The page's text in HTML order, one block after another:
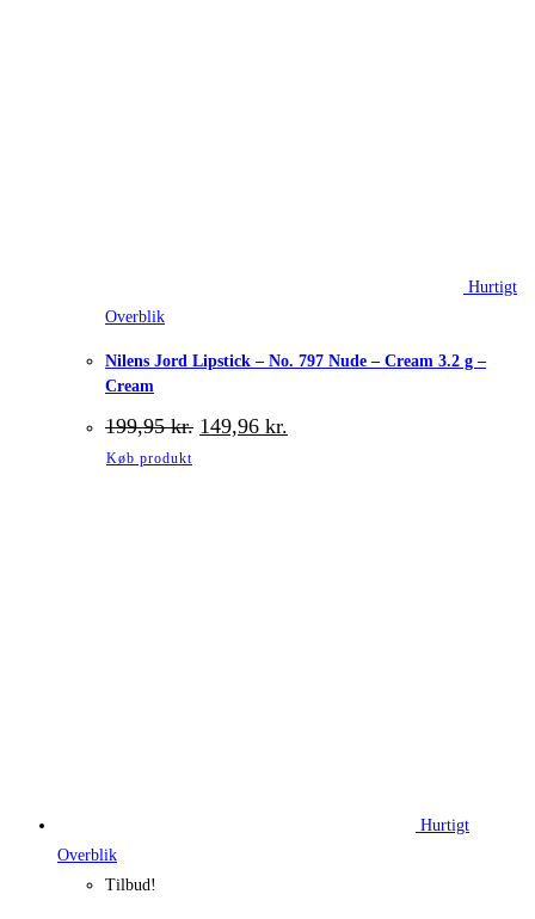
Hurtigt
Overblik
Nilens Jord Lipstick – No. 797 Nude – Cream 3.2 g –
Cream
199,95kr. Den
oprindelige
149,96 kr.
aktuelle
Køb produkt
Hurtigt
Overblik
Tilbud!